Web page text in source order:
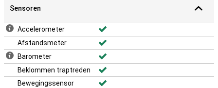
Sensoren
Accelerometer
Afstandsmeter
Barometer
Beklommen traptreden
Bewegingssensor